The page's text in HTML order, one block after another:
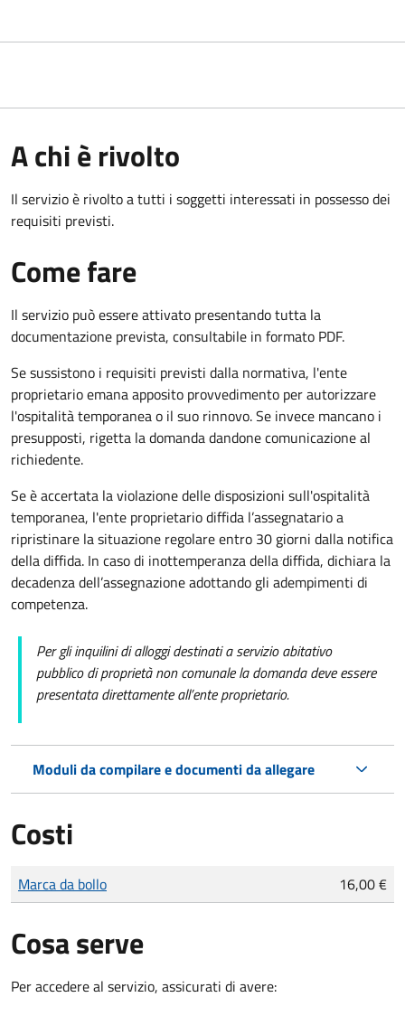
A chi è rivolto
Il servizio è rivolto a tutti i soggetti interessati in possesso dei
requisiti previsti.
Come fare
Il servizio può essere attivato presentando tutta la
documentazione prevista, consultabile in formato PDF.
Se sussistono i requisiti previsti dalla normativa, l'ente
proprietario emana apposito provvedimento per autorizzare
l'ospitalità temporanea o il suo rinnovo. Se invece mancano i
presupposti, rigetta la domanda dandone comunicazione al
richiedente.
Se è accertata la violazione delle disposizioni sull'ospitalità
temporanea, l'ente proprietario diffida l’assegnatario a
ripristinare la situazione regolare entro 30 giorni dalla notifica
della diffida. In caso di inottemperanza della diffida, dichiara la
decadenza dell’assegnazione adottando gli adempimenti di
competenza.
Per gli inquilini di alloggi destinati a servizio abitativo
pubblicodi proprietà non comunale la domanda deve essere
presentata direttamente all’ente proprietario.
Moduli da compilare e documenti da allegare
Costi
Tipo di pagamento
Importo
Marca da bollo 16,00 €
Cosa serve
Per accedere al servizio, assicurati di avere: